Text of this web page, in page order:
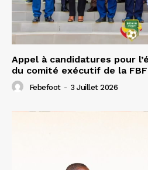
Appel à candidatures pour
du comité exécutif de la FBF
Febefoot - 3 Juillet 2026